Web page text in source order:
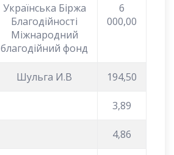
Українська Біржа
Благодійності
Міжнародний
благодійний фонд
6
000,00
Шульга И.В 194,50
3,89
4,86